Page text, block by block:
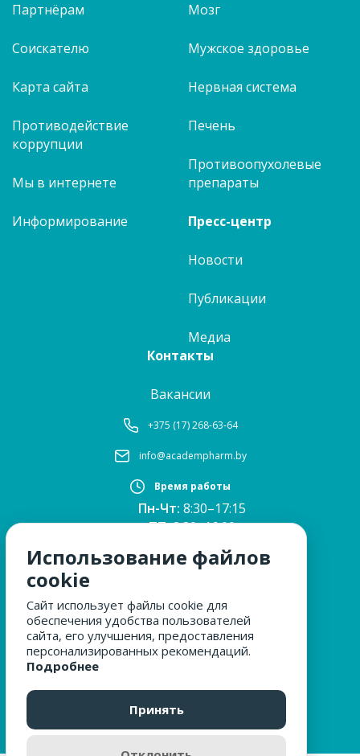
Партнёрам
Соискателю
Карта сайта
Противодействие
коррупции
Мы в интернете
Информирование
Мозг
Мужское здоровье
Нервная система
Печень
Противоопухолевые
препараты
Пресс-центр
Новости
Публикации
Медиа
Контакты
Вакансии
+375 (17) 268-63-64
info@academpharm.by
Время работы
Пн-Чт: 8:30–17:15
ПТ:8:30–16:00
12:30–13:00
Сб, Вс:выходные
МЫ ЗА БЕЗОПАСНОСТЬ
ОБРАЩЕНИЯ ГРАЖДАН
Использование файлов
cookie
Сайт использует файлы cookie для
обеспечения удобства пользователей
сайта, его улучшения, предоставления
персонализированных рекомендаций.
Подробнее
Принять